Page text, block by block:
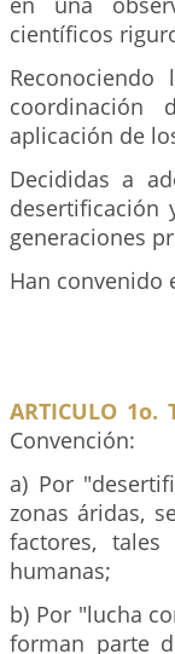
científicos
coordinación
aplicación de
Decididas a
desertificación
generaciones
Han convenido
ARTICULO 1o.
Convención:
a) Por
zonas áridas,
factores,
humanas;
b) Por "lucha
forman parte